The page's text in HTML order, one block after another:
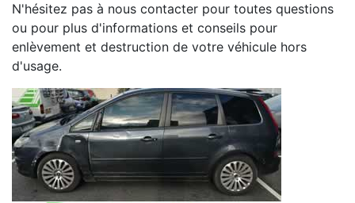
N'hésitez pas à nous contacter pour toutes questions
ou pour plus d'informations et conseils pour
enlèvement et destruction de votre véhicule hors
d'usage.